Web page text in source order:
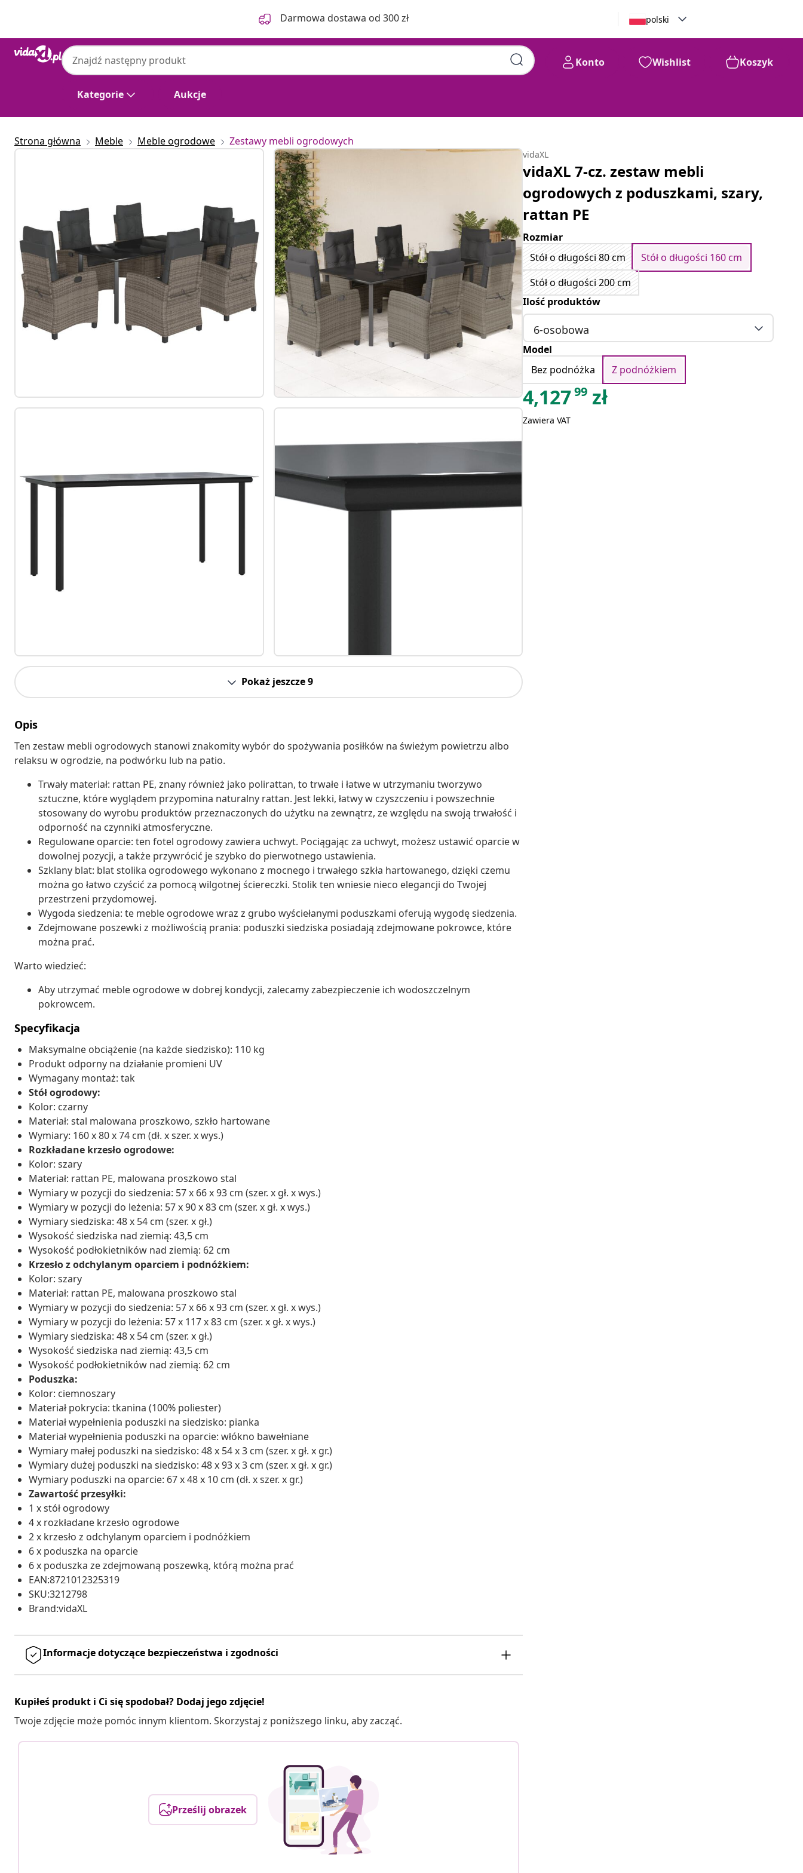
Darmowa dostawa od 300 zł polski
Kategorie Aukcje
Konto Wishlist Koszyk
Strona główna Meble Meble ogrodowe Zestawy mebli ogrodowych
Pokaż jeszcze 9
Opis
Ten zestaw mebli ogrodowych stanowi znakomity wybór do spożywania posiłków na świeżym powietrzu albo
relaksu w ogrodzie, na podwórku lub na patio.
Trwały materiał: rattan PE, znany również jako polirattan, to trwałe i łatwe w utrzymaniu tworzywo
sztuczne, które wyglądem przypomina naturalny rattan. Jest lekki, łatwy w czyszczeniu i powszechnie
stosowany do wyrobu produktów przeznaczonych do użytku na zewnątrz, ze względu na swoją trwałość i
odporność na czynniki atmosferyczne.
Regulowane oparcie: ten fotel ogrodowy zawiera uchwyt. Pociągając za uchwyt, możesz ustawić oparcie w
dowolnej pozycji, a także przywrócić je szybko do pierwotnego ustawienia.
Szklany blat: blat stolika ogrodowego wykonano z mocnego i trwałego szkła hartowanego, dzięki czemu
można go łatwo czyścić za pomocą wilgotnej ściereczki. Stolik ten wniesie nieco elegancji do Twojej
przestrzeni przydomowej.
Wygoda siedzenia: te meble ogrodowe wraz z grubo wyściełanymi poduszkami oferują wygodę siedzenia.
Zdejmowane poszewki z możliwością prania: poduszki siedziska posiadają zdejmowane pokrowce, które
można prać.
Warto wiedzieć:
Aby utrzymać meble ogrodowe w dobrej kondycji, zalecamy zabezpieczenie ich wodoszczelnym
pokrowcem.
Specyfikacja
Maksymalne obciążenie (na każde siedzisko): 110 kg
Produkt odporny na działanie promieni UV
Wymagany montaż: tak
Stół ogrodowy:
Kolor: czarny
Materiał: stal malowana proszkowo, szkło hartowane
Wymiary: 160 x 80 x 74 cm (dł. x szer. x wys.)
Rozkładane krzesło ogrodowe:
Kolor: szary
Materiał: rattan PE, malowana proszkowo stal
Wymiary w pozycji do siedzenia: 57 x 66 x 93 cm (szer. x gł. x wys.)
Wymiary w pozycji do leżenia: 57 x 90 x 83 cm (szer. x gł. x wys.)
Wymiary siedziska: 48 x 54 cm (szer. x gł.)
Wysokość siedziska nad ziemią: 43,5 cm
Wysokość podłokietników nad ziemią: 62 cm
Krzesło z odchylanym oparciem i podnóżkiem:
Kolor: szary
Materiał: rattan PE, malowana proszkowo stal
Wymiary w pozycji do siedzenia: 57 x 66 x 93 cm (szer. x gł. x wys.)
Wymiary w pozycji do leżenia: 57 x 117 x 83 cm (szer. x gł. x wys.)
Wymiary siedziska: 48 x 54 cm (szer. x gł.)
Wysokość siedziska nad ziemią: 43,5 cm
Wysokość podłokietników nad ziemią: 62 cm
Poduszka:
Kolor: ciemnoszary
Materiał pokrycia: tkanina (100% poliester)
Materiał wypełnienia poduszki na siedzisko: pianka
Materiał wypełnienia poduszki na oparcie: włókno bawełniane
Wymiary małej poduszki na siedzisko: 48 x 54 x 3 cm (szer. x gł. x gr.)
Wymiary dużej poduszki na siedzisko: 48 x 93 x 3 cm (szer. x gł. x gr.)
Wymiary poduszki na oparcie: 67 x 48 x 10 cm (dł. x szer. x gr.)
Zawartość przesyłki:
1 x stół ogrodowy
4 x rozkładane krzesło ogrodowe
2 x krzesło z odchylanym oparciem i podnóżkiem
6 x poduszka na oparcie
6 x poduszka ze zdejmowaną poszewką, którą można prać
EAN:8721012325319
SKU:3212798
Brand:vidaXL
Informacje dotyczące bezpieczeństwa i zgodności
Kupiłeś produkt i Ci się spodobał? Dodaj jego zdjęcie!
Twoje zdjęcie może pomóc innym klientom. Skorzystaj z poniższego linku, aby zacząć.
Prześlij obrazek
vidaXL
vidaXL 7-cz. zestaw mebli
ogrodowych z poduszkami, szary,
rattan PE
Rozmiar
Stół o długości 80 cm
Stół o długości 160 cm
Stół o długości 200 cm
Ilość produktów
6-osobowa
Model
Bez podnóżka
Z podnóżkiem
4,12799 zł
Zawiera VAT